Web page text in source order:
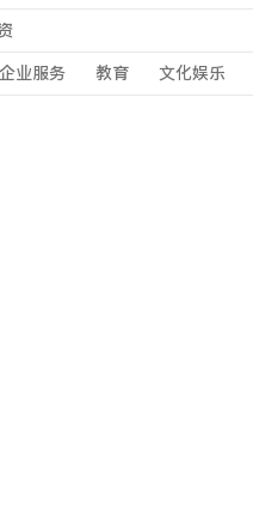
企业服务 教育 文化娱乐